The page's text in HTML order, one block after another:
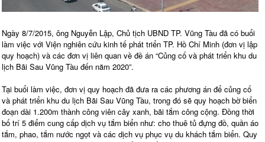
Ngày 8/7/2015, ông Nguyễn Lập, Chủ tịch UBND TP. Vũng Tàu đã có buổi
làm việc với Viện nghiên cứu kinh tế phát triển TP. Hồ Chí Minh (đơn vị lập
quy hoạch) và các đơn vị liên quan về đề án “Củng cố và phát triển khu du
lịch Bãi Sau Vũng Tàu đến năm 2020”.
Tại buổi làm việc, đơn vị quy hoạch đã đưa ra các phương án để củng cố
và phát triển khu du lịch Bãi Sau Vũng Tàu, trong đó sẽ quy hoạch bờ biển
đoạn dài 1.200m thành công viên cây xanh, bãi tắm công cộng. Đồng thời
bố trí 5 điểm cung cấp dịch vụ tắm biển như: cho thuê tủ đựng đồ, quần áo
tắm, phao, tắm nước ngọt và các dịch vụ phục vụ du khách tắm biển. Quy